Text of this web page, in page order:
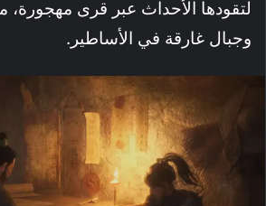
لتقودها الأحداث عبر قرى مهجورة،
وجبال غارقة في الأساطير.